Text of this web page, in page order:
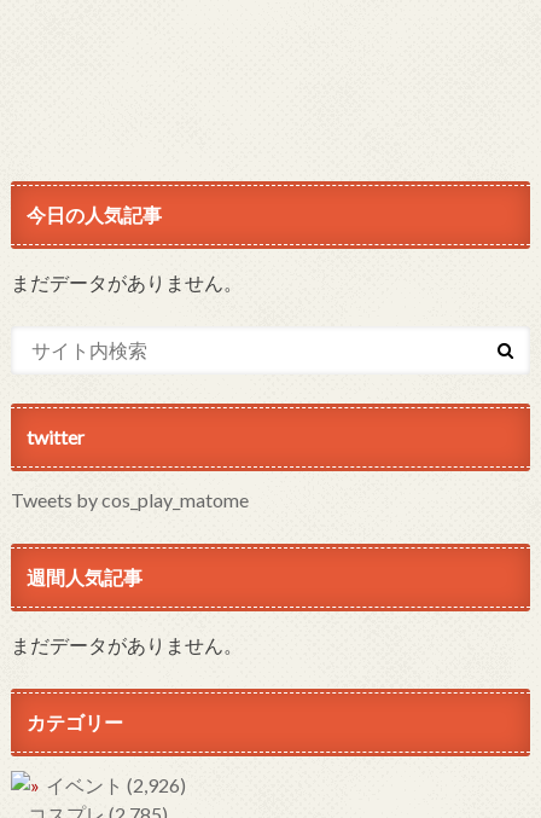
今日の人気記事
まだデータがありません。
twitter
Tweets by cos_play_matome
週間人気記事
まだデータがありません。
カテゴリー
イベント (2,926)